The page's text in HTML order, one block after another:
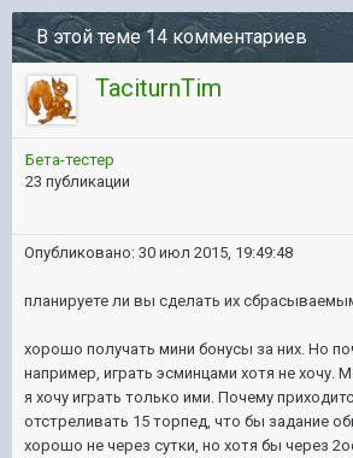
В этой теме 14 комментариев
TaciturnTim
Бета-тестер
23 публикации
Опубликовано: 30 июл 2015, 19:49:48
планируете ли вы сделать их
хорошо получать мини бонусы за них. Но
например, играть эсминцами хотя не хочу.
я хочу играть только ими. Почему
отстреливать 15 торпед, что бы задание
хорошо не через сутки, но хотя бы через